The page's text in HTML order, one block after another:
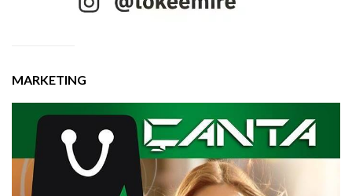
MARKETING